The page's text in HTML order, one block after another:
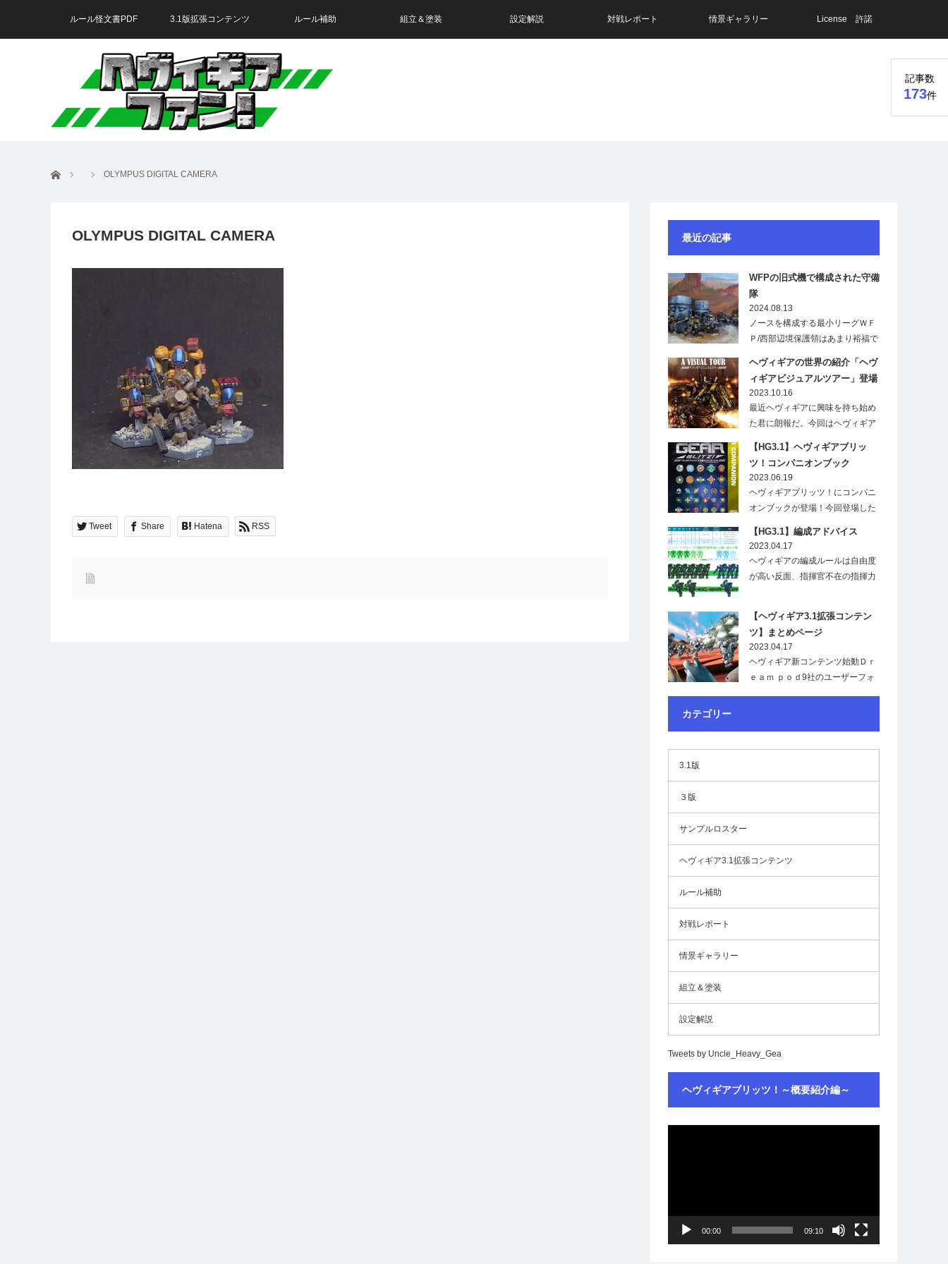
ルール怪文書PDF 3.1版拡張コンテンツ ルール補助 組立＆塗装 設定解説 対戦レポート 情景ギャラリー License 許諾
記事数
173件
ホーム OLYMPUS DIGITAL CAMERA
OLYMPUS DIGITAL CAMERA
Tweet Share Hatena RSS
最近の記事
WFPの旧式機で構成された守備
隊
2024.08.13
ノースを構成する最小リーグＷＦ
Ｐ/西部辺境保護領はあまり裕福で
ヘヴィギアの世界の紹介「ヘヴ
ィギアビジュアルツアー」登場
2023.10.16
最近ヘヴィギアに興味を持ち始め
た君に朗報だ。今回はヘヴィギア
【HG3.1】ヘヴィギアブリッ
ツ！コンパニオンブック
2023.06.19
ヘヴィギアブリッツ！にコンパニ
オンブックが登場！今回登場した
【HG3.1】編成アドバイス
2023.04.17
ヘヴィギアの編成ルールは自由度
が高い反面、指揮官不在の指揮力
【ヘヴィギア3.1拡張コンテン
ツ】まとめページ
2023.04.17
ヘヴィギア新コンテンツ始動Ｄｒ
ｅａｍ ｐｏｄ9社のユーザーフォ
カテゴリー
3.1版
３版
サンプルロスター
ヘヴィギア3.1拡張コンテンツ
ルール補助
対戦レポート
情景ギャラリー
組立＆塗装
設定解説
Tweets by Uncle_Heavy_Gea
ヘヴィギアブリッツ！～概要紹介編～
00:00 09:10